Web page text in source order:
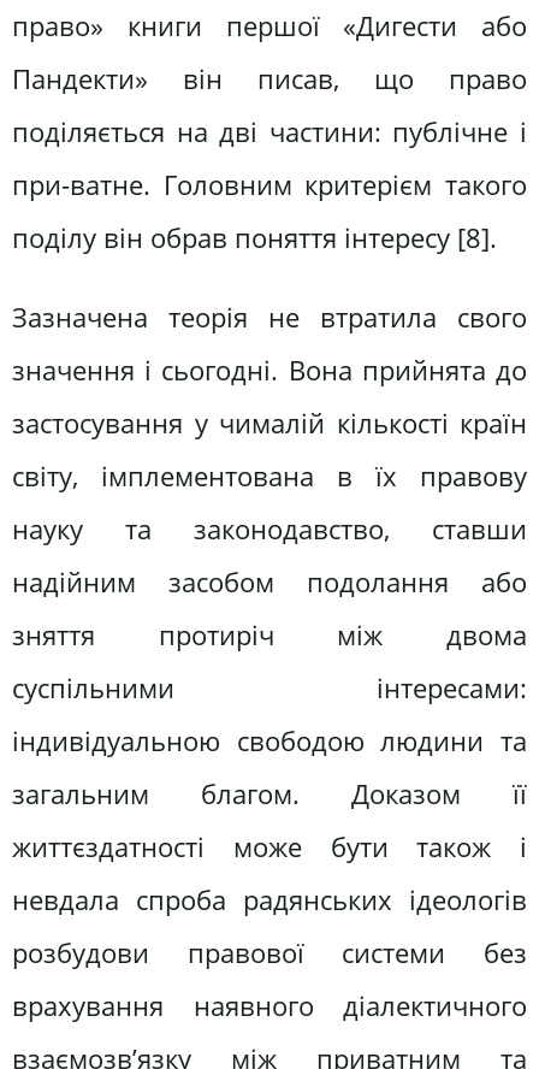
право» книги першої «Дигести або
Пандекти» він писав, що право
поділяється на дві частини: публічне і
при-ватне. Головним критерієм такого
поділу він обрав поняття інтересу [8].
Зазначена теорія не втратила свого
значення і сьогодні. Вона прийнята до
застосування у чималій кількості країн
світу, імплементована в їх правову
науку та законодавство, ставши
надійним засобом подолання або
зняття протиріч між двома
суспільними інтересами:
індивідуальною свободою людини та
загальним благом. Доказом її
життєздатності може бути також і
невдала спроба радянських ідеологів
розбудови правової системи без
врахування наявного діалектичного
взаємозв’язку між приватним та